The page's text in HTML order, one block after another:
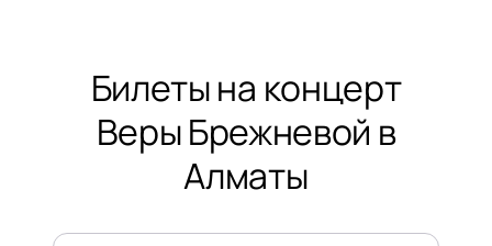
Билеты на концерт
Веры Брежневой в
Алматы